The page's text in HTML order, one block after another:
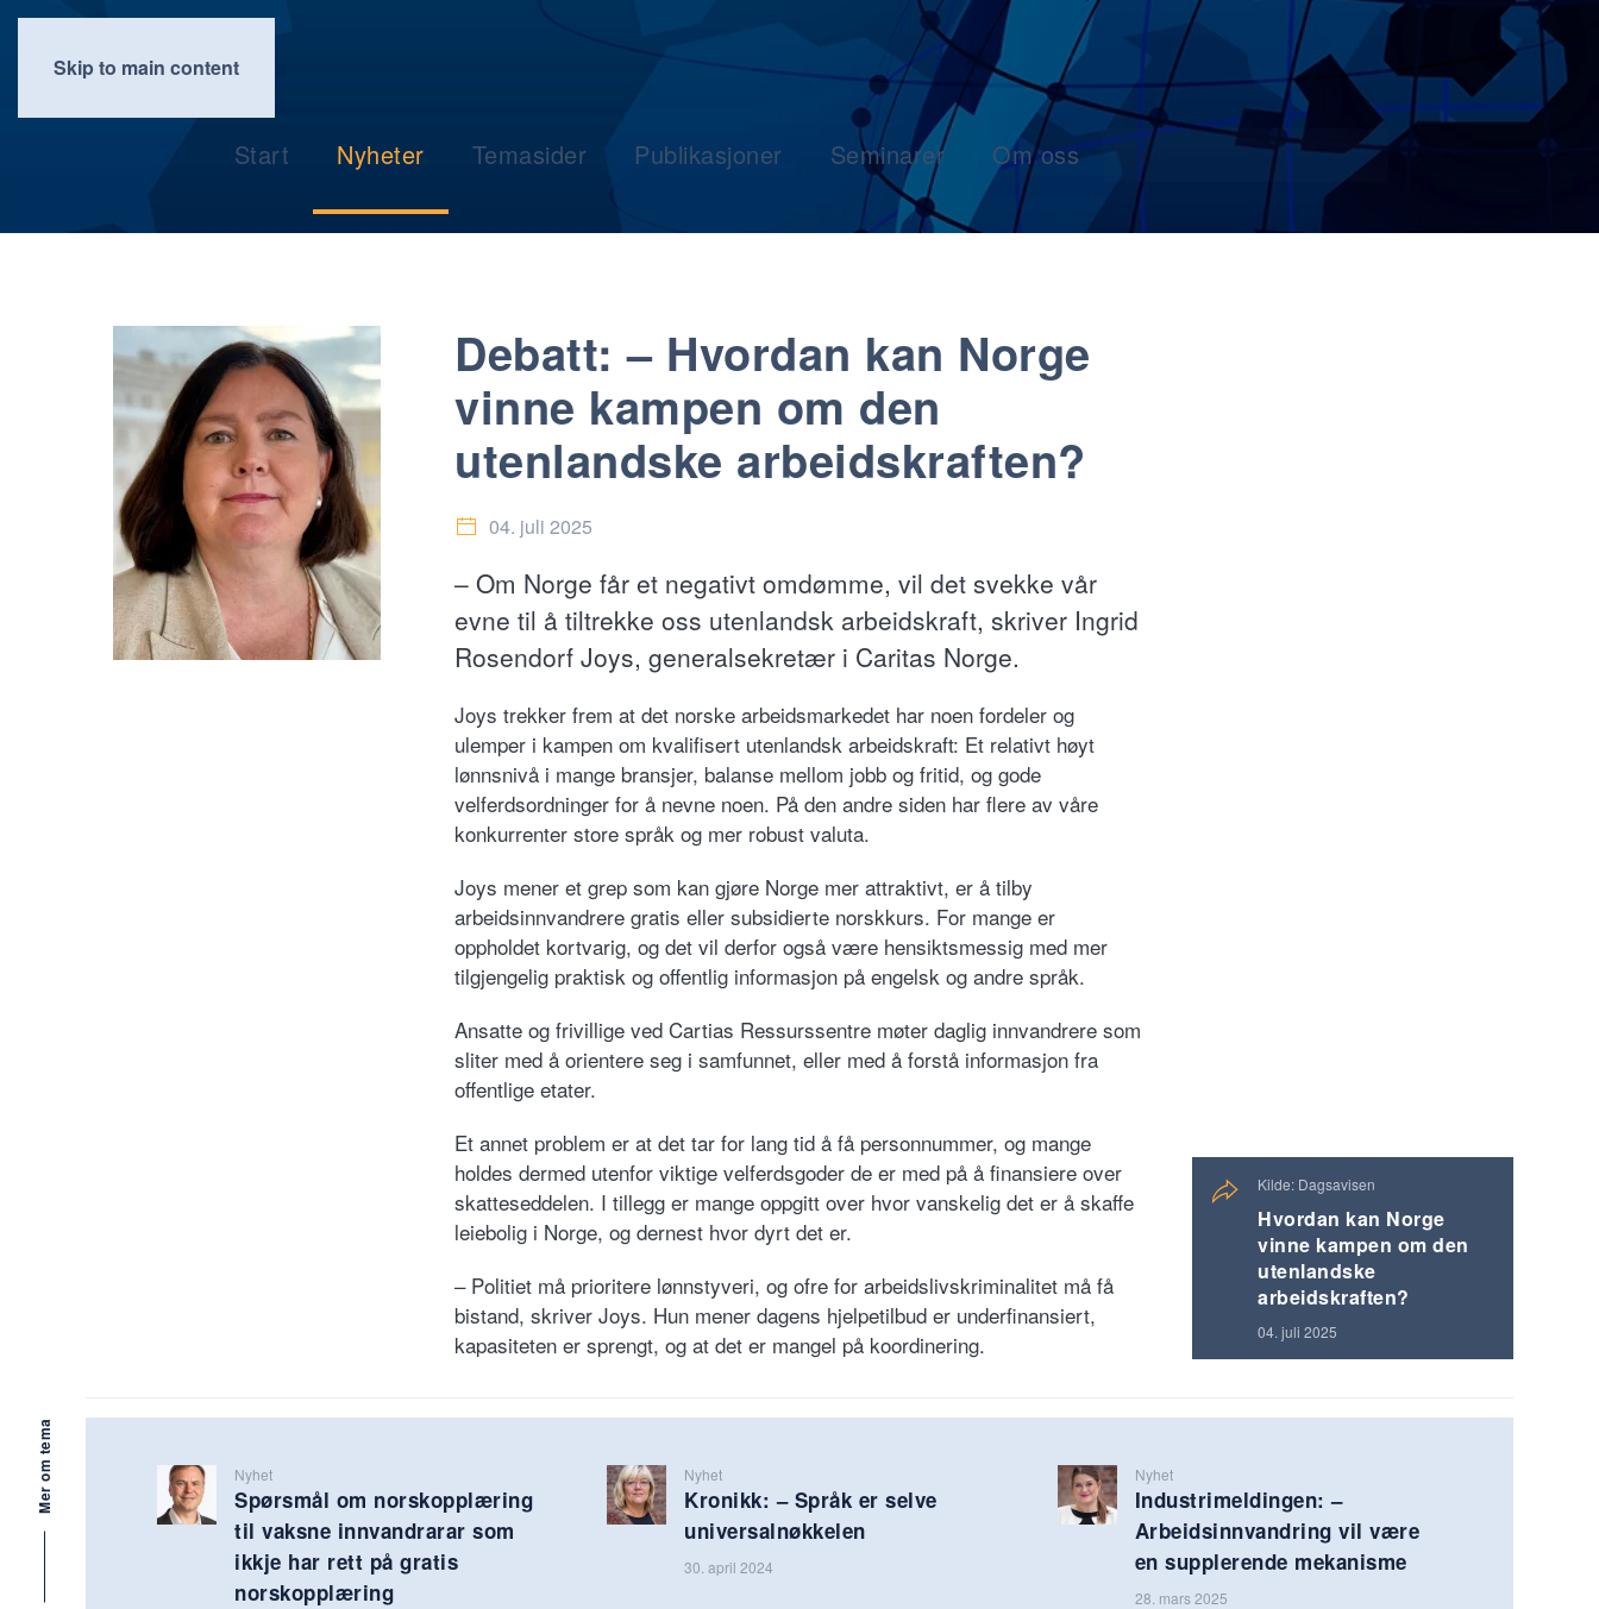
Skip to main content
Start Nyheter Temasider Publikasjoner Seminarer Om oss
Debatt: – Hvordan kan Norge
vinne kampen om den
utenlandske arbeidskraften?
04. juli 2025
– Om Norge får et negativt omdømme, vil det svekke vår
evne til å tiltrekke oss utenlandsk arbeidskraft, skriver Ingrid
Rosendorf Joys, generalsekretær i Caritas Norge.
Joys trekker frem at det norske arbeidsmarkedet har noen fordeler og
ulemper i kampen om kvalifisert utenlandsk arbeidskraft: Et relativt høyt
lønnsnivå i mange bransjer, balanse mellom jobb og fritid, og gode
velferdsordninger for å nevne noen. På den andre siden har flere av våre
konkurrenter store språk og mer robust valuta.
Joys mener et grep som kan gjøre Norge mer attraktivt, er å tilby
arbeidsinnvandrere gratis eller subsidierte norskkurs. For mange er
oppholdet kortvarig, og det vil derfor også være hensiktsmessig med mer
tilgjengelig praktisk og offentlig informasjon på engelsk og andre språk.
Ansatte og frivillige ved Cartias Ressurssentre møter daglig innvandrere som
sliter med å orientere seg i samfunnet, eller med å forstå informasjon fra
offentlige etater.
Et annet problem er at det tar for lang tid å få personnummer, og mange
holdes dermed utenfor viktige velferdsgoder de er med på å finansiere over
skatteseddelen. I tillegg er mange oppgitt over hvor vanskelig det er å skaffe
leiebolig i Norge, og dernest hvor dyrt det er.
– Politiet må prioritere lønnstyveri, og ofre for arbeidslivskriminalitet må få
bistand, skriver Joys. Hun mener dagens hjelpetilbud er underfinansiert,
kapasiteten er sprengt, og at det er mangel på koordinering.
Kilde: Dagsavisen
Hvordan kan Norge
vinne kampen om den
utenlandske
arbeidskraften?
04. juli 2025
Nyhet
Spørsmål om norskopplæring
til vaksne innvandrarar som
ikkje har rett på gratis
norskopplæring
Nyhet
Kronikk: – Språk er selve
universalnøkkelen
30. april 2024
Nyhet
Industrimeldingen: –
Arbeidsinnvandring vil være
en supplerende mekanisme
28. mars 2025
Mer om tema